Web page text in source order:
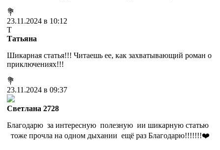
💐
23.11.2024 в 10:12
Т
Татьяна
Шикарная статья!!! Читаешь ее, как захватывающий роман о
приключениях!!!
💐
23.11.2024 в 09:37
Cветлана 2728
Благодарю за интересную полезную ии шикарную статью
тоже прочла на одном дыхании ещё раз Благодарю!!!!!!!❤️